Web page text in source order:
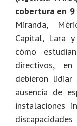
cobertura en
Miranda,
Capital, Lara
cómo
directivos,
debieron lidiar
ausencia de
instalaciones